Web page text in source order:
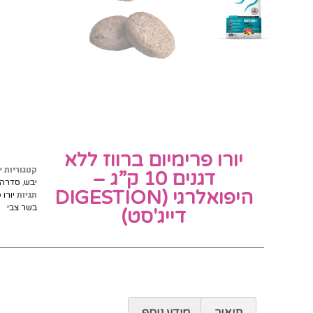
יורו פרימיום ברווז ללא
דגנים 10 ק”ג –
היפואלרגי (DIGESTION
דייג'סט)
קטגוריות
יבש, סדרה
תגיות
בשר צבי